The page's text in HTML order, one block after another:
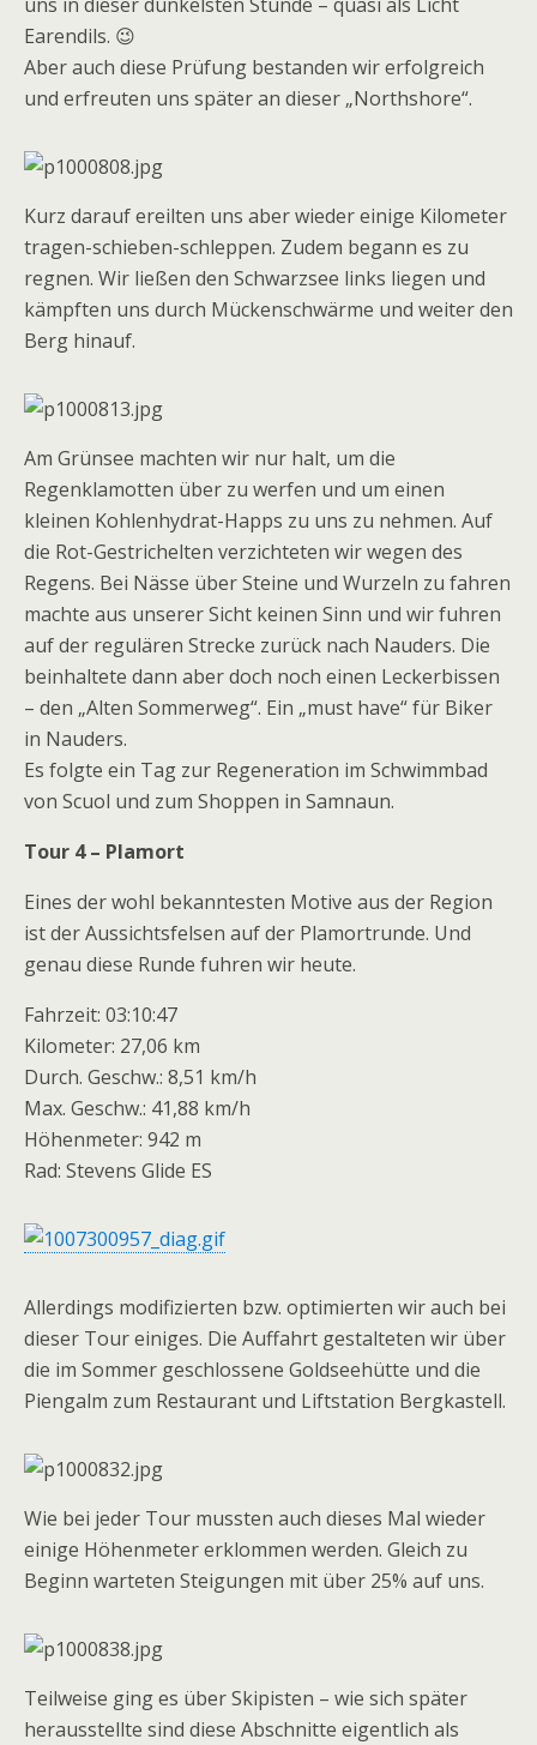
Earendils. 😉
Aber auch diese Prüfung bestanden wir erfolgreich
und erfreuten uns später an dieser „Northshore“.
Kurz darauf ereilten uns aber wieder einige Kilometer
tragen-schieben-schleppen. Zudem begann es zu
regnen. Wir ließen den Schwarzsee links liegen und
kämpften uns durch Mückenschwärme und weiter den
Berg hinauf.
Am Grünsee machten wir nur halt, um die
Regenklamotten über zu werfen und um einen
kleinen Kohlenhydrat-Happs zu uns zu nehmen. Auf
die Rot-Gestrichelten verzichteten wir wegen des
Regens. Bei Nässe über Steine und Wurzeln zu fahren
machte aus unserer Sicht keinen Sinn und wir fuhren
auf der regulären Strecke zurück nach Nauders. Die
beinhaltete dann aber doch noch einen Leckerbissen
– den „Alten Sommerweg“. Ein „must have“ für Biker
in Nauders.
Es folgte ein Tag zur Regeneration im Schwimmbad
von Scuol und zum Shoppen in Samnaun.
Tour 4 – Plamort
Eines der wohl bekanntesten Motive aus der Region
ist der Aussichtsfelsen auf der Plamortrunde. Und
genau diese Runde fuhren wir heute.
Fahrzeit: 03:10:47
Kilometer: 27,06 km
Durch. Geschw.: 8,51 km/h
Max. Geschw.: 41,88 km/h
Höhenmeter: 942 m
Rad: Stevens Glide ES
Allerdings modifizierten bzw. optimierten wir auch bei
dieser Tour einiges. Die Auffahrt gestalteten wir über
die im Sommer geschlossene Goldseehütte und die
Piengalm zum Restaurant und Liftstation Bergkastell.
Wie bei jeder Tour mussten auch dieses Mal wieder
einige Höhenmeter erklommen werden. Gleich zu
Beginn warteten Steigungen mit über 25% auf uns.
Teilweise ging es über Skipisten – wie sich später
herausstellte sind diese Abschnitte eigentlich als